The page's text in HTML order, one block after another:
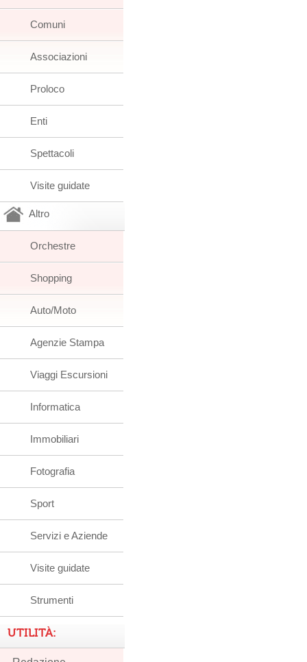
Comuni
Associazioni
Proloco
Enti
Spettacoli
Visite guidate
Altro
Orchestre
Shopping
Auto/Moto
Agenzie Stampa
Viaggi Escursioni
Informatica
Immobiliari
Fotografia
Sport
Servizi e Aziende
Visite guidate
Strumenti
UTILITÀ: